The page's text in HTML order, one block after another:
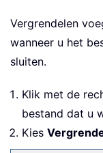
Vergrendelen
wanneer u het
sluiten.
Klik met de
bestand dat u
Kies